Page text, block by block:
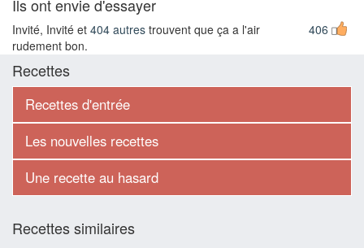
Ils ont envie d'essayer
406
Invité, Invité et 404 autres trouvent que ça a l'air
rudement bon.
Recettes
Recettes d'entrée
Les nouvelles recettes
Une recette au hasard
Recettes similaires